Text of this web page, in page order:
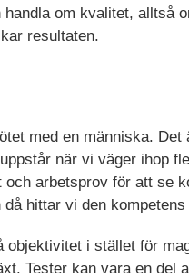
om kvalitet, alltså
resultaten.
med en människa.
när vi väger ihop
arbetsprov för att se
hittar vi den
i stället för
Tester kan vara en del